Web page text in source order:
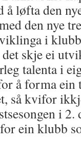
løfta den
den nye
i
det skje ei
talenta i
å forma ein
så kvifor
i
ein klubb